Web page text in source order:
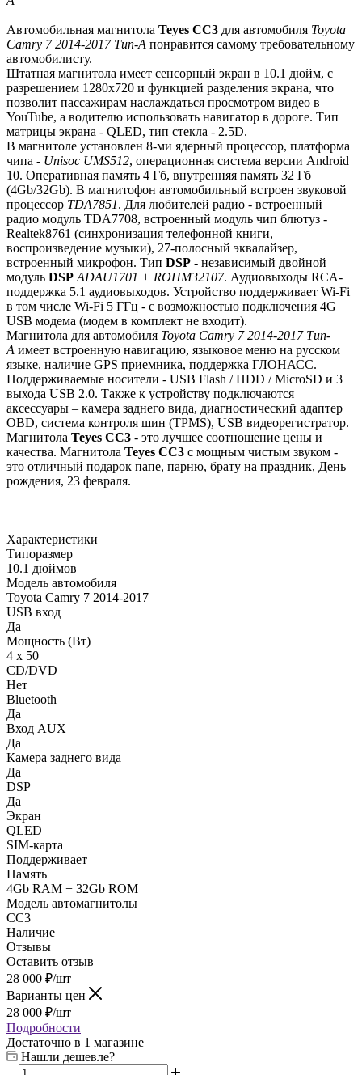
Автомобильная магнитола Teyes СС3 для автомобиля Toyota
Camry 7 2014-2017 Тип-A понравится самому требовательному
автомобилисту.
Штатная магнитола имеет сенсорный экран в 10.1 дюйм, с
разрешением 1280х720 и функцией разделения экрана, что
позволит пассажирам наслаждаться просмотром видео в
YouTube, а водителю использовать навигатор в дороге. Тип
матрицы экрана - QLED, тип стекла - 2.5D.
В магнитоле установлен 8-ми ядерный процессор, платформа
чипа - Unisoc UMS512, операционная система версии Android
10. Оперативная память 4 Гб, внутренняя память 32 Гб
(4Gb/32Gb). В магнитофон автомобильный встроен звуковой
процессор TDA7851. Для любителей радио - встроенный
радио модуль TDA7708, встроенный модуль чип блютуз -
Realtek8761 (синхронизация телефонной книги,
воспроизведение музыки), 27-полосный эквалайзер,
встроенный микрофон. Тип DSP - независимый двойной
модуль DSP ADAU1701 + ROHM32107. Аудиовыходы RCA-
поддержка 5.1 аудиовыходов. Устройство поддерживает Wi-Fi
в том числе Wi-Fi 5 ГГц - с возможностью подключения 4G
USB модема (модем в комплект не входит).
Магнитола для автомобиля Toyota Camry 7 2014-2017 Тип-
A имеет встроенную навигацию, языковое меню на русском
языке, наличие GPS приемника, поддержка ГЛОНАСС.
Поддерживаемые носители - USB Flash / HDD / MicroSD и 3
выхода USB 2.0. Также к устройству подключаются
аксессуары – камера заднего вида, диагностический адаптер
OBD, система контроля шин (TPMS), USB видеорегистратор.
Магнитола Teyes СС3 - это лучшее соотношение цены и
качества. Магнитола Teyes CC3 с мощным чистым звуком -
это отличный подарок папе, парню, брату на праздник, День
рождения, 23 февраля.
Характеристики
Типоразмер
10.1 дюймов
Модель автомобиля
Toyota Camry 7 2014-2017
USB вход
Да
Мощность (Вт)
4 х 50
CD/DVD
Нет
Bluetooth
Да
Вход AUX
Да
Камера заднего вида
Да
DSP
Да
Экран
QLED
SIM-карта
Поддерживает
Память
4Gb RAM + 32Gb ROM
Модель автомагнитолы
CC3
Наличие
Отзывы
Оставить отзыв
28 000 ₽/шт
Варианты цен
28 000 ₽/шт
Подробности
Достаточно в 1 магазине
Нашли дешевле?